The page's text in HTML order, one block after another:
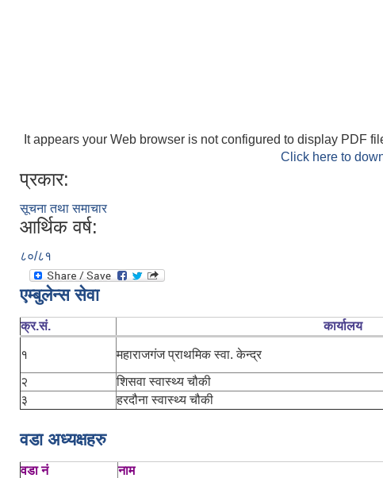
It appears your Web browser is not configured to display PDF
Click here to
प्रकार:
सूचना तथा समाचार
आर्थिक वर्ष:
८०/८१
एम्बुलेन्स सेवा
क्र.सं. कार्यालय
१ महाराजगंज प्राथमिक स्वा. केन्द्र
२
शिसवा स्वास्थ्य चौकी
३
हरदौना स्वास्थ्य चौकी
वडा अध्यक्षहरु
वडा नं नाम